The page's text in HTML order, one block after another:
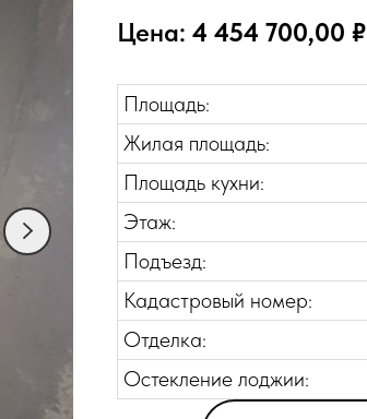
Цена: 4 454 700,00 ₽
Площадь:
Жилая площадь:
Площадь кухни:
Этаж:
Подъезд:
Кадастровый номер:
Отделка:
Остекление лоджии: